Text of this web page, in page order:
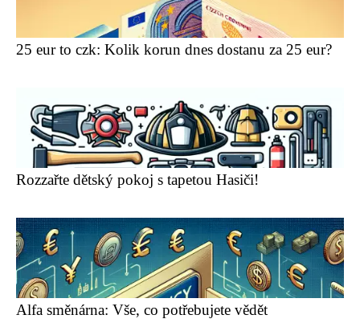
25 eur to czk: Kolik korun dnes dostanu za 25 eur?
Rozzařte dětský pokoj s tapetou Hasiči!
Alfa směnárna: Vše, co potřebujete vědět